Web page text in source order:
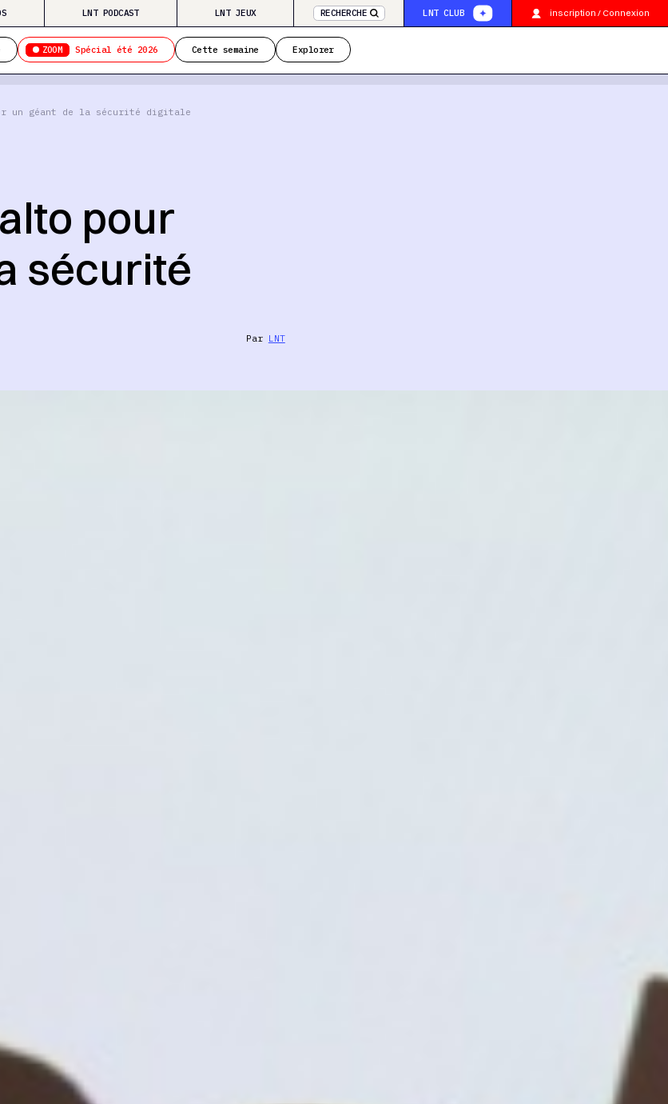
LNT PODCAST LNT JEUX RECHERCHE LNT CLUB inscription / Connexion
ZOOM Spécial été 2026 Cette semaine Explorer
un géant de la sécurité digitale
pour
sécurité
Par LNT